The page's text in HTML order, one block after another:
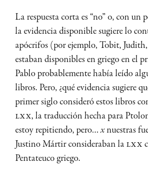
La respuesta corta es “no” o, con un
la evidencia disponible sugiere lo
apócrifos (por ejemplo, Tobit,
estaban disponibles en griego en el
Pablo probablemente había leído
libros. Pero, ¿qué evidencia sugiere
primer siglo consideró estos libros
LXX, la traducción hecha para
estoy repitiendo, pero…xnuestras
Justino Mártir consideraban laLXX
Pentateuco griego.